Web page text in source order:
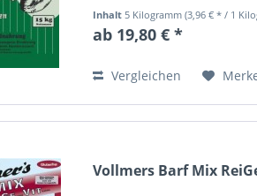
Vollmers Brocken ist eine
natürliche Vollnahrung aus
Fleisch von normal...
Inhalt 5 Kilogramm(3,96 € * / 1
ab 19,80 € *
Vergleichen
Vollmers Barf Mix